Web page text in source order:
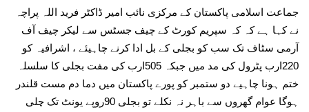
جماعت اسلامی پاکستان کے مرکزی نائب امیر ڈاکٹر فرید اللہ پراچہ
نے کہا ہے کہ کہ سپریم کورٹ کے چیف جسٹس سے لیکر چیف آف
آرمی سٹاف تک سب کو بجلی کے بل ادا کرنے چاہیئے ، اشرافیہ کو
220ارب پٹرول کی مد میں جبکہ 505ارب کی مفت بجلی کا سلسلہ
ختم ہونا چاہیے دو ستمبر کو پورے پاکستان میں دما دم مست قلندر
ہوگا عوام گھروں سے باہر نہ نکلے تو بجلی 90روپے یونٹ تک چلی